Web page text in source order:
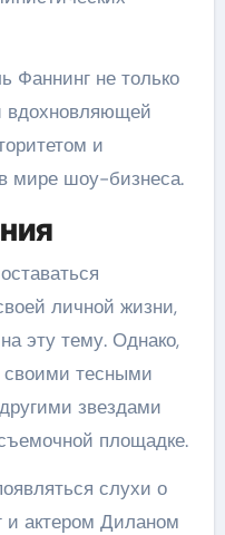
Фаннинг не только
вдохновляющей
и
мире шоу-бизнеса.
личной жизни,
эту тему. Однако,
своими тесными
звездами
площадке.
слухи о
актером Диланом